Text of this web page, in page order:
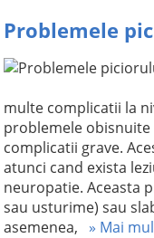
Problemele
multe complicatii la
problemele obisnuite
complicatii grave.
atunci cand exista
neuropatie. Aceasta
sau usturime) sau
asemenea, » Mai